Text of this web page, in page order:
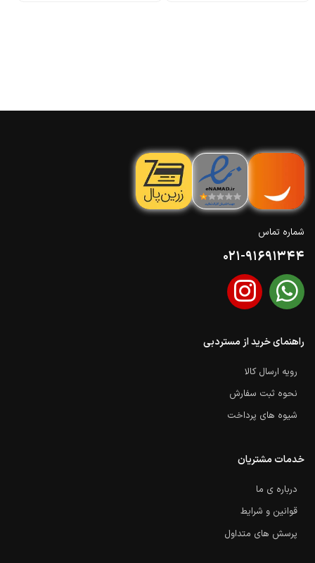
شماره تماس
021-91691344
راهنمای خرید از مستردبی
رویه ارسال کالا
نحوه ثبت سفارش
شیوه های پرداخت
خدمات مشتریان
درباره ی ما
قوانین و شرایط
پرسش های متداول